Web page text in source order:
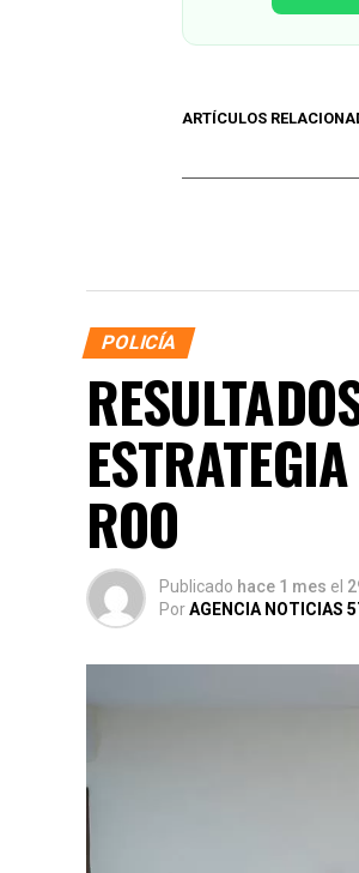
ARTÍCULOS
POLICÍA
ROO
Publicado hace 1 mes el
PorAGENCIA NOTICIAS